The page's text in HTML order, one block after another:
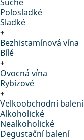
Polosladké
Sladké
+
Bezhistamínová vína
Bílé
+
Ovocná vína
Rybízové
+
Velkoobchodní balení
Alkoholické
Nealkoholické
Degustační balení